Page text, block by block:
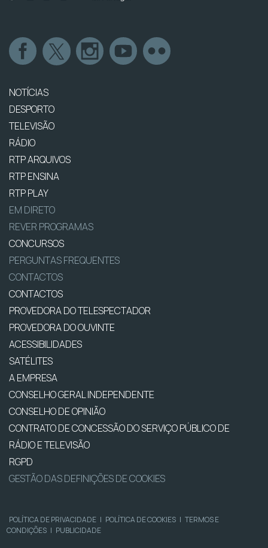
NOTÍCIAS
DESPORTO
TELEVISÃO
RÁDIO
RTP ARQUIVOS
RTP ENSINA
RTP PLAY
EM DIRETO
REVER PROGRAMAS
CONCURSOS
PERGUNTAS FREQUENTES
CONTACTOS
CONTACTOS
PROVEDORA DO TELESPECTADOR
PROVEDORA DO OUVINTE
ACESSIBILIDADES
SATÉLITES
A EMPRESA
CONSELHO GERAL INDEPENDENTE
CONSELHO DE OPINIÃO
CONTRATO DE CONCESSÃO DO SERVIÇO PÚBLICO DE
RÁDIO E TELEVISÃO
RGPD
GESTÃO DAS DEFINIÇÕES DE COOKIES
POLÍTICA DE PRIVACIDADE | POLÍTICA DE COOKIES | TERMOS E
CONDIÇÕES | PUBLICIDADE